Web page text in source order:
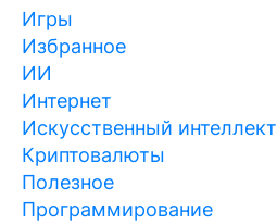
Игры
Избранное
ИИ
Интернет
Искусственный интеллект
Криптовалюты
Полезное
Программирование